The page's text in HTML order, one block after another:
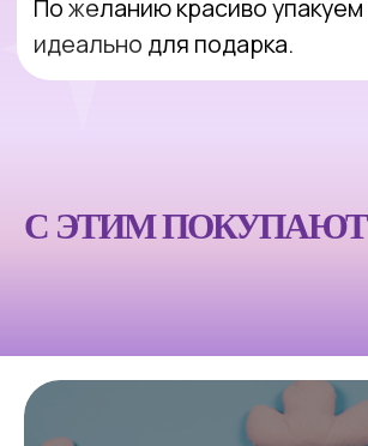
С ЭТИМ ПОКУПАЮТ
Акции
Доставка и оплата
Возврат и обмен
О магазине
Партнерам
Контакты